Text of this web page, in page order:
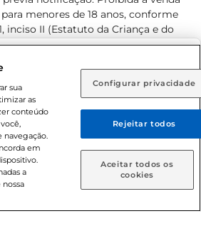
Goiás (GO)
Ou
informe como deseja receber
Retire em Loja
menores de 18 anos, conforme
inciso II (Estatuto da Criança e do
condições exclusivos para o
para as compras on-line é de R$
Todos os direitos
Prezunic.
sua
as
conteúdo
navegação.
em
a
Configurar privacidade
Rejeitar todos
Aceitar todos os
cookies